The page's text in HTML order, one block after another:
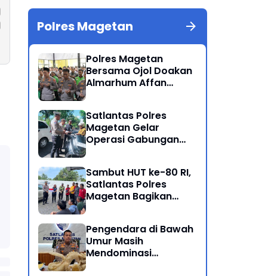
Polres Magetan
Polres Magetan
Bersama Ojol Doakan
Almarhum Affan
Rasa di Jakarta
Satlantas Polres
Magetan Gelar
Operasi Gabungan
Sambut HUT ke-80 RI,
Satlantas Polres
Magetan Bagikan
Pengendara di Bawah
Umur Masih
Mendominasi